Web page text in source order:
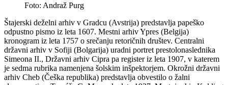
Foto: Andraž Purg
Štajerski deželni arhiv v Gradcu (Avstrija) predstavlja papeško
odpustno pismo iz leta 1607. Mestni arhiv Ypres (Belgija)
kronogram iz leta 1757 o srečanju retoričnih društev. Centralni
državni arhiv v Sofiji (Bolgarija) uradni portret prestolonaslednika
Simeona II., Državni arhiv Cipra pa register iz leta 1907, v katerem
je sedma rubrika namenjena šolskim inšpektorjem. Okrožni državni
arhiv Cheb (Češka republika) predstavlja obvestilo o žalni